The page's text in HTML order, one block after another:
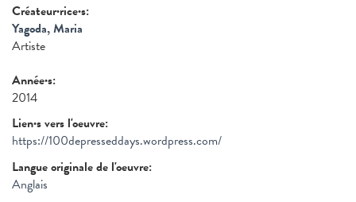
Créateur·rice·s:
Yagoda, Maria
Artiste
Année·s:
2014
Lien·s vers l'oeuvre:
https://100depresseddays.wordpress.com/
Langue originale de l'oeuvre:
Anglais